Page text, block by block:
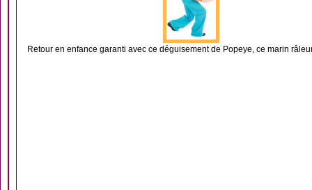
Retour en enfance garanti avec ce déguisement de Popeye, ce marin